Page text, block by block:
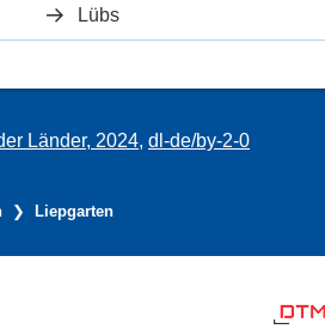
Lübs
Länder, 2024, dl-de/by-2-0
Liepgarten